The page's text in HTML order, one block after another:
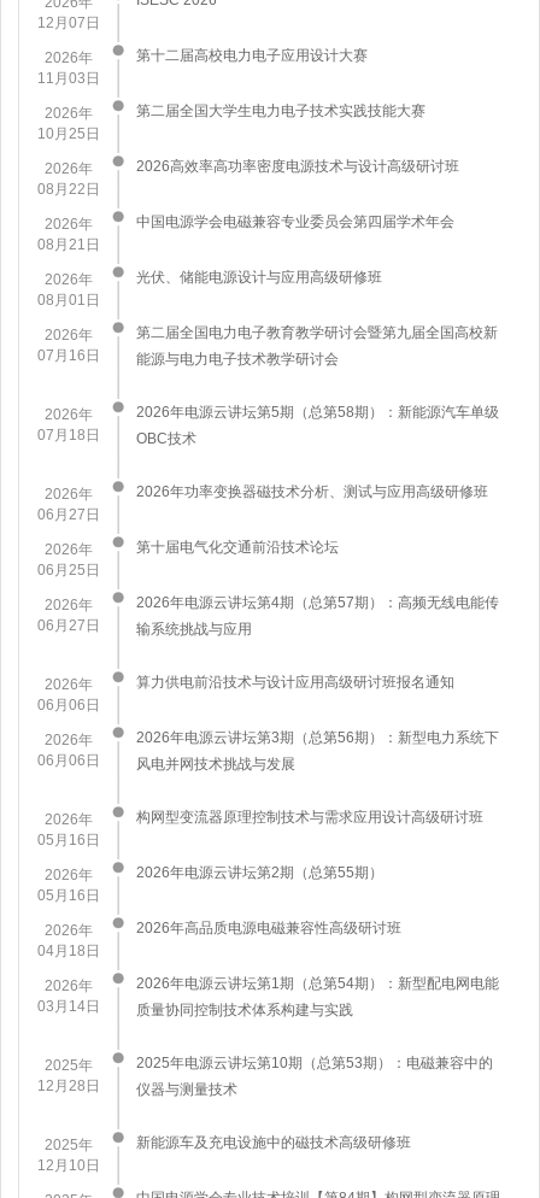
12月07日
2026年
11月03日
第十二届高校电力电子应用设计大赛
2026年
10月25日
第二届全国大学生电力电子技术实践技能大赛
2026年
08月22日
2026高效率高功率密度电源技术与设计高级研讨班
2026年
08月21日
中国电源学会电磁兼容专业委员会第四届学术年会
2026年
08月01日
​光伏、储能电源设计与应用高级研修班
2026年
07月16日
第二届全国电力电子教育教学研讨会暨第九届全国高校新
能源与电力电子技术教学研讨会
2026年
07月18日
2026年电源云讲坛第5期（总第58期）：新能源汽车单级
OBC技术
2026年
06月27日
2026年功率变换器磁技术分析、测试与应用高级研修班
2026年
06月25日
第十届电气化交通前沿技术论坛
2026年
06月27日
2026年电源云讲坛第4期（总第57期）：高频无线电能传
输系统挑战与应用
2026年
06月06日
算力供电前沿技术与设计应用高级研讨班报名通知
2026年
06月06日
2026年电源云讲坛第3期（总第56期）：新型电力系统下
风电并网技术挑战与发展
2026年
05月16日
构网型变流器原理控制技术与需求应用设计高级研讨班
2026年
05月16日
2026年电源云讲坛第2期（总第55期）
2026年
04月18日
2026年高品质电源电磁兼容性高级研讨班
2026年
03月14日
2026年电源云讲坛第1期（总第54期）：新型配电网电能
质量协同控制技术体系构建与实践
2025年
12月28日
2025年电源云讲坛第10期（总第53期）：电磁兼容中的
仪器与测量技术
2025年
12月10日
新能源车及充电设施中的磁技术高级研修班